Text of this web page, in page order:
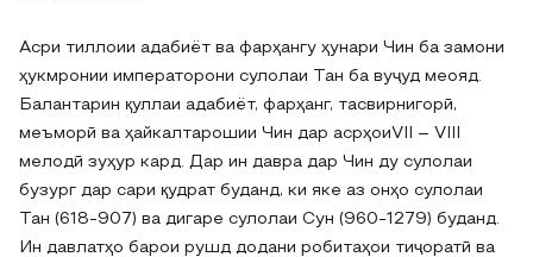
Асри тиллоии адабиёт ва фарҳангу ҳунари Чин ба замони
ҳукмронии императорони сулолаи Тан ба вуҷуд меояд.
Балантарин қуллаи адабиёт, фарҳанг, тасвирнигорӣ,
меъморӣ ва ҳайкалтарошии Чин дар асрҳоиVII – VIII
мелодӣ зуҳур кард. Дар ин давра дар Чин ду сулолаи
бузург дар сари қудрат буданд, ки яке аз онҳо сулолаи
Тан (618-907) ва дигаре сулолаи Сун (960-1279) буданд.
Ин давлатҳо барои рушд додани робитаҳои тиҷоратӣ ва